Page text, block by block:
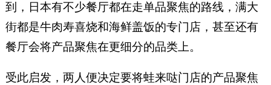
到，日本有不少餐厅都在走单品聚焦的路线，满大
街都是牛肉寿喜烧和海鲜盖饭的专门店，甚至还有
餐厅会将产品聚焦在更细分的品类上。
受此启发，两人便决定要将蛙来哒门店的产品聚焦